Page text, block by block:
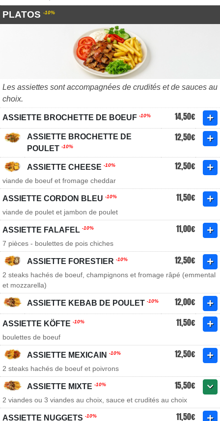
PLATOS -10%
Les assiettes sont accompagnées de crudités et de sauces au
choix.
ASSIETTE BROCHETTE DE BOEUF -10% 14,50€
ASSIETTE BROCHETTE DE
POULET -10%
12,50€
ASSIETTE CHEESE -10% 12,50€
viande de boeuf et fromage cheddar
ASSIETTE CORDON BLEU -10% 11,50€
viande de poulet et jambon de poulet
ASSIETTE FALAFEL -10% 11,00€
7 pièces - boulettes de pois chiches
ASSIETTE FORESTIER -10% 12,50€
2 steaks hachés de boeuf, champignons et fromage râpé (emmental
et mozzarella)
ASSIETTE KEBAB DE POULET -10% 12,00€
ASSIETTE KÖFTE -10% 11,50€
boulettes de boeuf
ASSIETTE MEXICAIN -10% 12,50€
2 steaks hachés de boeuf et poivrons
ASSIETTE MIXTE -10% 15,50€
2 viandes ou 3 viandes au choix, sauce et crudités au choix
ASSIETTE NUGGETS -10% 11,50€